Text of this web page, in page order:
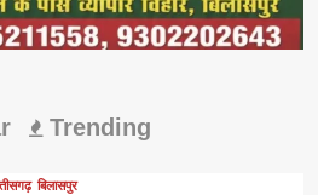
Trending
बिलासपुर